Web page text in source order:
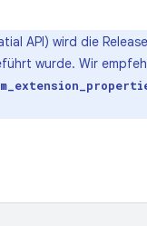
API) wird die
wurde. Wir